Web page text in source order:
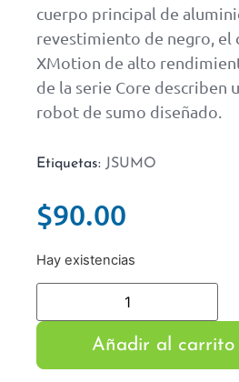
cuerpo principal de
revestimiento de negro, el
XMotion de alto
de la serie Core describen
robot de sumo diseñado.
Etiquetas: JSUMO
$90.00
Hay existencias
Añadir al carrito